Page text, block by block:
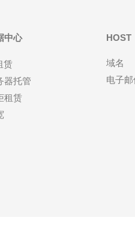
中心
赁
器托管
租赁
HOST
域名
电子